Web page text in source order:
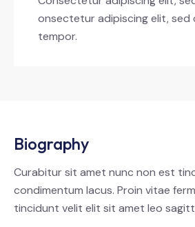
onsectetur adipiscing elit, sed
tempor.
Biography
Curabitur sit amet nunc non est
condimentum lacus. Proin vitae
tincidunt velit elit sit amet leo